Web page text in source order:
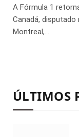
A Fórmula 1
Canadá, disputado
Montreal,…
ÚLTIMOS